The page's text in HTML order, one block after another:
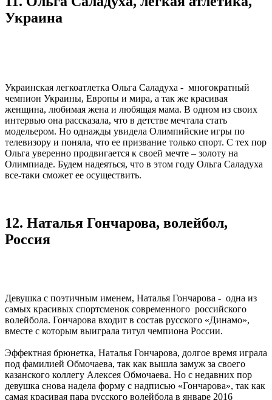
Украина
Украинская легкоатлетка Ольга Саладуха - многократный
чемпион Украины, Европы и мира, а так же красивая
женщина, любимая жена и любящая мама. В одном из своих
интервью она рассказала, что в детстве мечтала стать
модельером. Но однажды увидела Олимпийские игры по
телевизору и поняла, что ее призвание только спорт. С тех пор
Ольга уверенно продвигается к своей мечте – золоту на
Олимпиаде. Будем надеяться, что в этом году Ольга Саладуха
все-таки сможет ее осуществить.
12. Наталья Гончарова, волейбол,
Россия
Девушка с поэтичным именем, Наталья Гончарова - одна из
самых красивых спортсменок современного российского
волейбола. Гончарова входит в состав русского «Динамо»,
вместе с которым выиграла титул чемпиона России.
Эффектная брюнетка, Наталья Гончарова, долгое время играла
под фамилией Обмочаева, так как вышла замуж за своего
казанского коллегу Алексея Обмочаева. Но с недавних пор
девушка снова надела форму с надписью «Гончарова», так как
самая красивая пара русского волейбола в январе 2016